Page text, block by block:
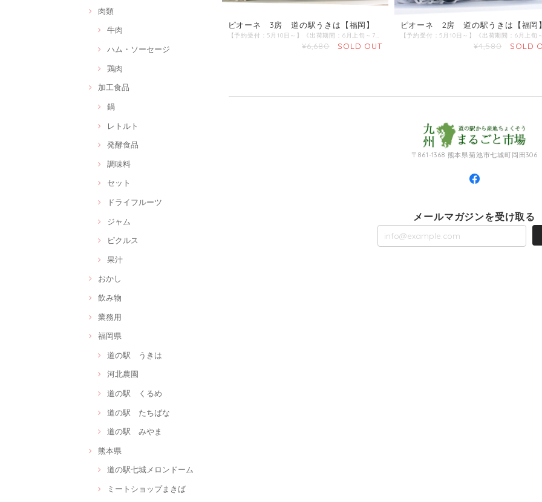
肉類
牛肉
ハム・ソーセージ
鶏肉
加工食品
鍋
レトルト
発酵食品
調味料
セット
ドライフルーツ
ジャム
ピクルス
果汁
おかし
飲み物
業務用
福岡県
道の駅 うきは
河北農園
道の駅 くるめ
道の駅 たちばな
道の駅 みやま
熊本県
道の駅七城メロンドーム
ミートショップまきば
ピオーネ 3房 道の駅うきは【福岡】
【予約受付：5月10日～】《出荷期間：6月上旬～7月末》 商品名：ピオーネ 産地 ：福岡県 内容量：3房 発送区分：【冷蔵】 ピオーネ（早期加温ハウス栽培） ■糖度が高くて香りよく、適度な酸味で濃厚な味わいです。 ■大きいものは粒が20gほどになり、見た目ともに優れています。 ミネラル栽培農産物 ■土壌分析に従い微量要素を含んだ肥料を適正に施肥した土壌で農産物の栽培を行っています。
¥6,680 SOLD OUT
ピオーネ 2房 道の駅うきは【福岡
¥4,580 SOLD
〒861-1368 熊本県菊池市七城町岡田306
メールマガジンを受け取る